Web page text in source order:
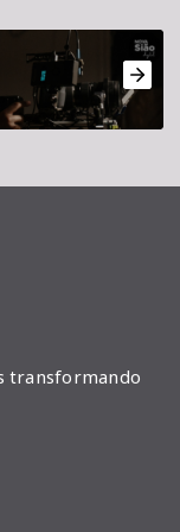
transformando